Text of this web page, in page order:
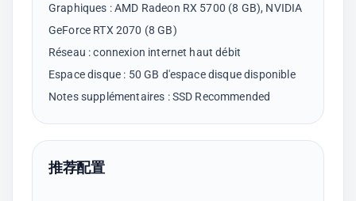
Graphiques : AMD Radeon RX 5700 (8 GB), NVIDIA
GeForce RTX 2070 (8 GB)
Réseau : connexion internet haut débit
Espace disque : 50 GB d'espace disque disponible
推荐配置